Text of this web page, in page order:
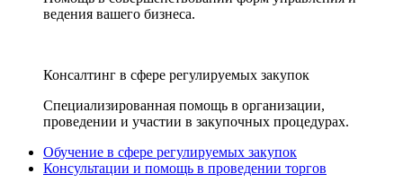
ведения вашего бизнеса.
Консалтинг в сфере регулируемых закупок
Специализированная помощь в организации,
проведении и участии в закупочных процедурах.
Обучение в сфере регулируемых закупок
Консультации и помощь в проведении торгов